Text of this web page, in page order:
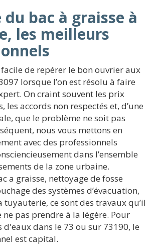
bac à graisse à
les meilleurs
de repérer le bon ouvrier aux
lorsque l’on est résolu à faire
On craint souvent les prix
les accords non respectés et, d’une
que le problème ne soit pas
nous vous mettons en
avec des professionnels
dans l’ensemble
de la zone urbaine.
a graisse, nettoyage de fosse
des systèmes d’évacuation,
tuyauterie, ce sont des travaux qu’il
ne pas prendre à la légère. Pour
d'eaux dans le 73 ou sur 73190, le
est capital.